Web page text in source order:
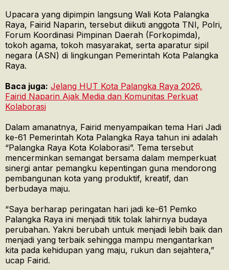
Upacara yang dipimpin langsung Wali Kota Palangka
Raya, Fairid Naparin, tersebut diikuti anggota TNI, Polri,
Forum Koordinasi Pimpinan Daerah (Forkopimda),
tokoh agama, tokoh masyarakat, serta aparatur sipil
negara (ASN) di lingkungan Pemerintah Kota Palangka
Raya.
Baca juga: Jelang HUT Kota Palangka Raya 2026,
Fairid Naparin Ajak Media dan Komunitas Perkuat
Kolaborasi
Dalam amanatnya, Fairid menyampaikan tema Hari Jadi
ke-61 Pemerintah Kota Palangka Raya tahun ini adalah
“Palangka Raya Kota Kolaborasi”. Tema tersebut
mencerminkan semangat bersama dalam memperkuat
sinergi antar pemangku kepentingan guna mendorong
pembangunan kota yang produktif, kreatif, dan
berbudaya maju.
“Saya berharap peringatan hari jadi ke-61 Pemko
Palangka Raya ini menjadi titik tolak lahirnya budaya
perubahan. Yakni berubah untuk menjadi lebih baik dan
menjadi yang terbaik sehingga mampu mengantarkan
kita pada kehidupan yang maju, rukun dan sejahtera,”
ucap Fairid.